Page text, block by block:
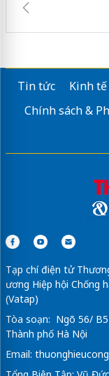
Tin tức Kinh tế
Chính sách &
Tạp chí điện tử
ương Hiệp hội Chống
(Vatap)
Tòa soạn: Ngõ 56/
Thành phố Hà Nội
Email: